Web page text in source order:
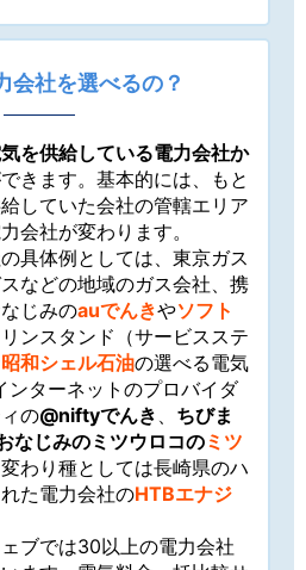
会社を選べるの？
を供給している電力会社か
きます。基本的には、もと
していた会社の管轄エリア
会社が変わります。
具体例としては、東京ガス
などの地域のガス会社、携
じみのauでんきやソフト
リンスタンド（サービスステ
昭和シェル石油の選べる電気
ンターネットのプロバイダ
の@niftyでんき
ちびま
なじみのミツウロコのミツ
変わり種としては長崎県のハ
た電力会社のHTBエナジ
ブでは30以上の電力会社